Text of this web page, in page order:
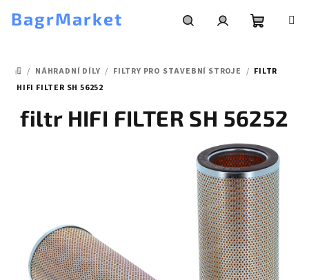
BagrMarket
DOMŮ
/ NÁHRADNÍ DÍLY / FILTRY PRO STAVEBNÍ STROJE / FILTR
HIFI FILTER SH 56252
filtr HIFI FILTER SH 56252